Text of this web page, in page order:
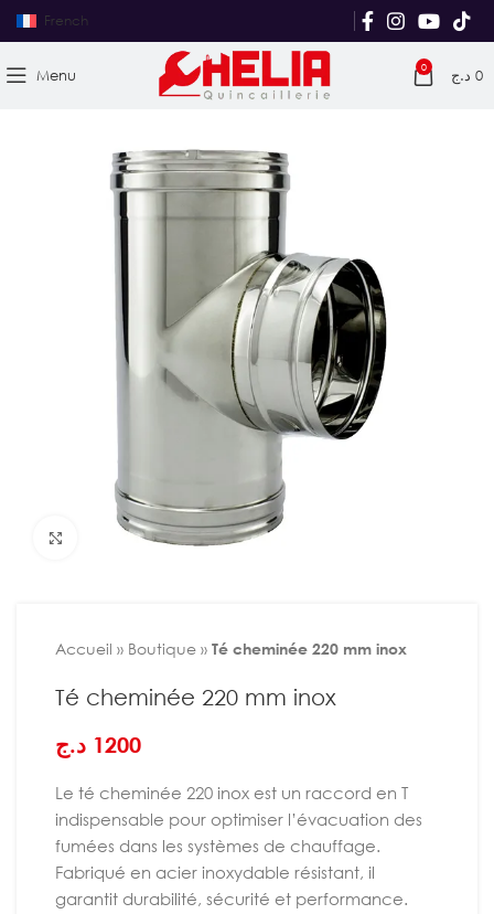
French
Menu 0 0 د.ج
Agrandir
Accueil » Boutique » Té cheminée 220 mm inox
Té cheminée 220 mm inox
1200 د.ج
Le té cheminée 220 inox est un raccord en T
indispensable pour optimiser l’évacuation des
fumées dans les systèmes de chauffage.
Fabriqué en acier inoxydable résistant, il
garantit durabilité, sécurité et performance.